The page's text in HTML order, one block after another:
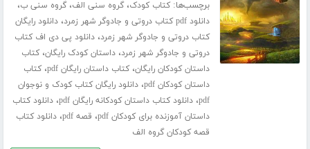
برچسب‌ها:کتاب کودک،گروه سنی الف،گروه سنی ب،
دانلود pdf کتاب دروتی و جادوگر شهر زمرد ،دانلود رایگان
کتاب دروتی و جادوگر شهر زمرد،دانلود پی دی اف کتاب
دروتی و جادوگر شهر زمرد،داستان کودک رایگان،کتاب
داستان کودکان رایگان،کتاب داستان رایگان pdf ،کتاب
داستان کودکان pdf
،دانلود رایگان کتاب کودک و نوجوان
pdf،دانلود کتاب داستان کودکانه رایگان pdf ،دانلود کتاب
داستان آموزنده برای کودکان pdf
، قصه pdf ،دانلود کتاب
قصه کودکان گروه الف